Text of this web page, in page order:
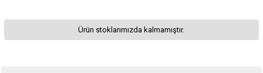
Ürün stoklarımızda kalmamıştır.